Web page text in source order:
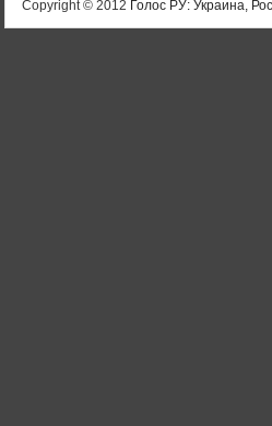
Copyright © 2012 Голос РУ: Украина,